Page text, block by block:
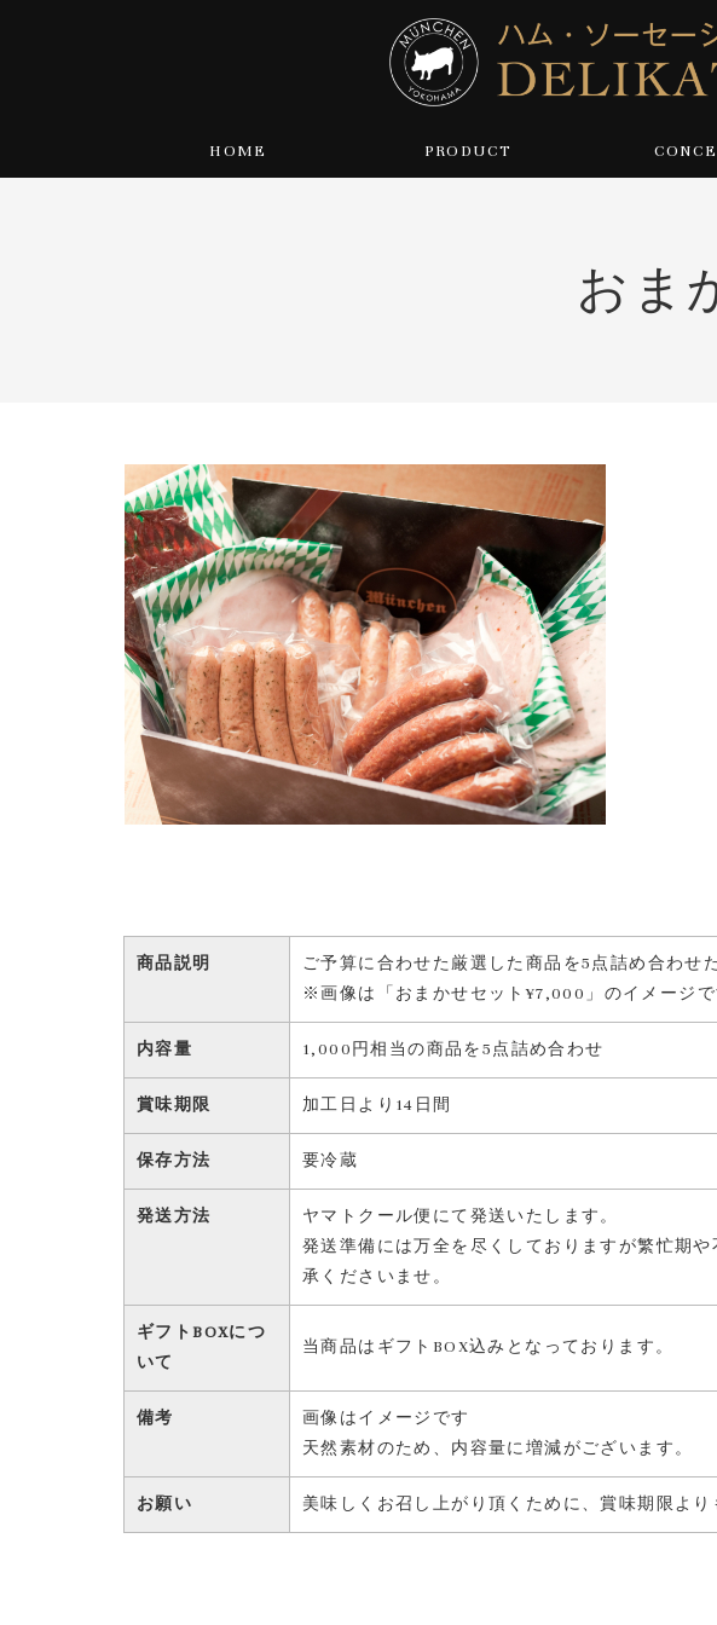
HOME PRODUCT
おま
商品説明
ご予算に合わせた厳選した商品を5点詰め合わせ
※画像は「おまかせセット¥7,000」のイメージで
内容量 1,000円相当の商品を5点詰め合わせ
賞味期限 加工日より14日間
保存方法 要冷蔵
発送方法
ヤマトクール便にて発送いたします。
発送準備には万全を尽くしておりますが繁忙期
承くださいませ。
ギフトBOXにつ
いて
当商品はギフトBOX込みとなっております。
備考
画像はイメージです
天然素材のため、内容量に増減がございます。
お願い 美味しくお召し上がり頂くために、賞味期限より